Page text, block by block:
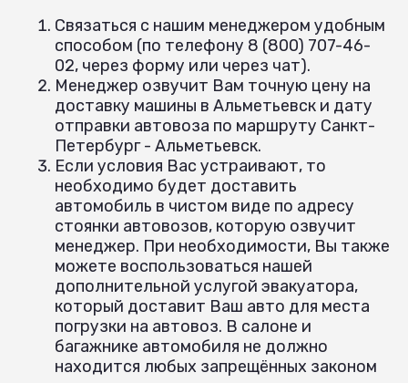
Связаться с нашим менеджером удобным
способом (по телефону 8 (800) 707-46-
02, через форму или через чат).
Менеджер озвучит Вам точную цену на
доставку машины в Альметьевск и дату
отправки автовоза по маршруту Санкт-
Петербург - Альметьевск.
Если условия Вас устраивают, то
необходимо будет доставить
автомобиль в чистом виде по адресу
стоянки автовозов, которую озвучит
менеджер. При необходимости, Вы также
можете воспользоваться нашей
дополнительной услугой эвакуатора,
который доставит Ваш авто для места
погрузки на автовоз. В салоне и
багажнике автомобиля не должно
находится любых запрещённых законом